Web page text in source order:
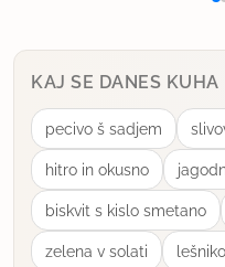
Veri
16.10.2006 ob 16:33
Verjetno bi šlo tudi s
piškote, samo malo
mašinco za mletje
KAJ SE DANES KUHA
pecivo š sadjem
hitro in okusno
biskvit s kislo smetano
zelena v solati